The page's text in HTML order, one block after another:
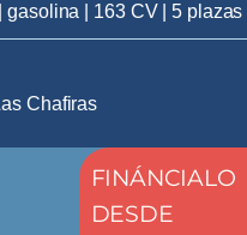
gasolina | 163 CV | 5 plazas
Chafiras
FINÁNCIALO
DESDE